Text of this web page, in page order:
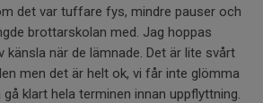
det var tuffare fys, mindre pauser och
brottarskolan med. Jag hoppas
känsla när de lämnade. Det är lite svårt
men det är helt ok, vi får inte glömma
klart hela terminen innan uppflyttning.